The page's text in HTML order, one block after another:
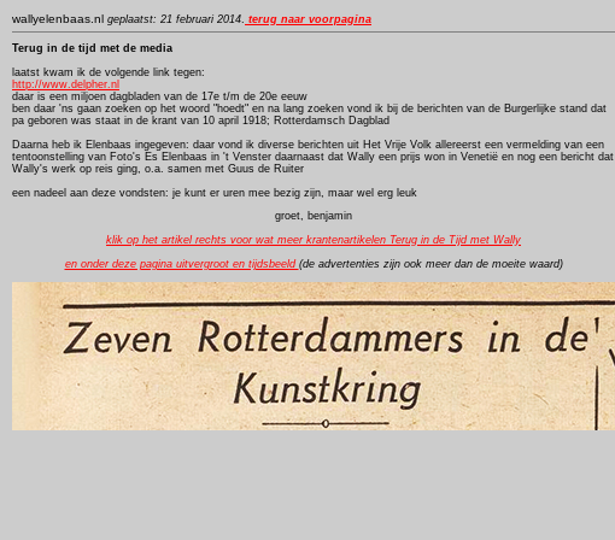
wallyelenbaas.nl geplaatst: 21 februari 2014. terug naar voorpagina
Terug in de tijd met de media
laatst kwam ik de volgende link tegen:
http://www.delpher.nl
daar is een miljoen dagbladen van de 17e t/m de 20e eeuw
ben daar 'ns gaan zoeken op het woord "hoedt" en na lang zoeken vond ik bij de berichten van de Burgerlijke stand dat
pa geboren was staat in de krant van 10 april 1918; Rotterdamsch Dagblad
Daarna heb ik Elenbaas ingegeven: daar vond ik diverse berichten uit Het Vrije Volk allereerst een vermelding van een
tentoonstelling van Foto's Es Elenbaas in 't Venster daarnaast dat Wally een prijs won in Venetië en nog een bericht dat
Wally's werk op reis ging, o.a. samen met Guus de Ruiter
een nadeel aan deze vondsten: je kunt er uren mee bezig zijn, maar wel erg leuk
groet, benjamin
klik op het artikel rechts voor wat meer krantenartikelen Terug in de Tijd met Wally
en onder deze pagina uitvergroot en tijdsbeeld (de advertenties zijn ook meer dan de moeite waard)